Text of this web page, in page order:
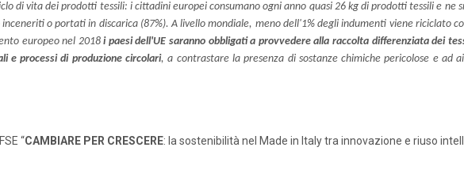
di vita dei prodotti tessili: i cittadini europei consumano ogni anno quasi 26 kg di prodotti tessili e ne
o portati in discarica (87%). A livello mondiale, meno dell'1% degli indumenti viene riciclato
europeo nel 2018i paesi dell'UE saranno obbligati a provvedere alla raccolta differenziata dei
e processi di produzione circolari, a contrastare la presenza di sostanze chimiche pericolose e ad
“CAMBIARE PER CRESCERE: la sostenibilità nel Made in Italy tra innovazione e riuso